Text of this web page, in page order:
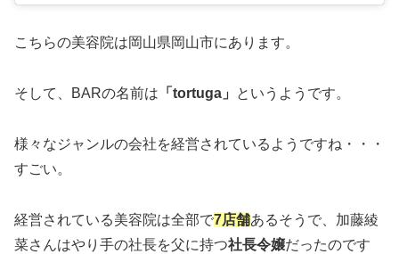
こちらの美容院は岡山県岡山市にあります。
そして、BARの名前は 「tortuga」 というようです。
様々なジャンルの会社を経営されているようですね・・・
すごい。
経営されている美容院は全部で7店舗あるそうで、加藤綾
菜さんはやり手の社長を父に持つ社長令嬢だったのです